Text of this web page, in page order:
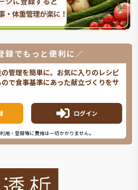
録でもっと便利に／
管理を簡単に。お気に入りのレシピ
で食事基準にあった献立づくりをサ
ログイン
用・登録等に費用は一切かかりません。